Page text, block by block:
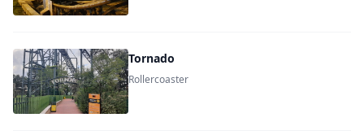
Tornado
Rollercoaster